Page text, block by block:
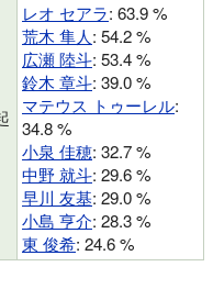
レオ セアラ: 63.9 %
荒木 隼人: 54.2 %
広瀬 陸斗: 53.4 %
鈴木 章斗: 39.0 %
マテウス トゥーレル:
34.8 %
小泉 佳穂: 32.7 %
中野 就斗: 29.6 %
早川 友基: 29.0 %
小島 亨介: 28.3 %
東 俊希: 24.6 %